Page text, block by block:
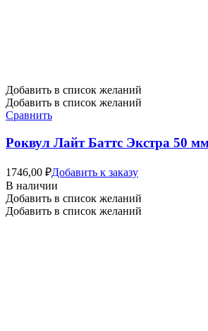
Добавить в список желаний
Добавить в список желаний
Сравнить
Роквул Лайт Баттс Экстра 50
1746,00 ₽Добавить к заказу
В наличии
Добавить в список желаний
Добавить в список желаний